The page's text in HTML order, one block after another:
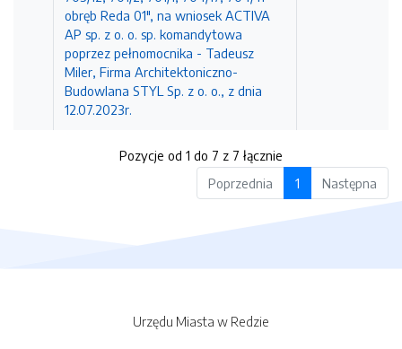
obręb Reda 01", na wniosek ACTIVA
AP sp. z o. o. sp. komandytowa
poprzez pełnomocnika - Tadeusz
Miler, Firma Architektoniczno-
Budowlana STYL Sp. z o. o., z dnia
12.07.2023r.
Pozycje od 1 do 7 z 7 łącznie
Poprzednia
1 Następna
Urzędu Miasta w Redzie